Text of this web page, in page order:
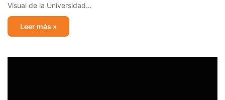
Visual de la Universidad…
Leer más »